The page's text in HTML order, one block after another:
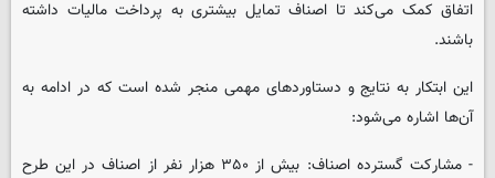
اتفاق کمک می‌کند تا اصناف تمایل بیشتری به پرداخت مالیات داشته
باشند.
این ابتکار به نتایج و دستاوردهای مهمی منجر شده است که در ادامه به
آن‌ها اشاره می‌شود:
- مشارکت گسترده اصناف: بیش از ۳۵۰ هزار نفر از اصناف در این طرح